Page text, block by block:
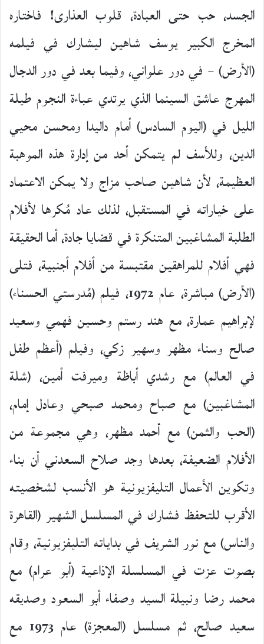
الجسد، حب حتى العبادة، قلوب العذارى! فاختاره
المخرج الكبير يوسف شاهين ليشارك في فيلمه
(الأرض) – في دور علواني، وفيما بعد في دور الدجال
المهرج عاشق السينما الذي يرتدي عباءة النجوم طيلة
الليل في (اليوم السادس) أمام داليدا ومحسن محيي
الدين، وللأسف لم يتمكن أحد من إدارة هذه الموهبة
العظيمة، لأن شاهين صاحب مزاج ولا يمكن الاعتماد
على خياراته في المستقبل، لذلك عاد مُكرها لأفلام
الطلبة المشاغبين المتنكرة في قضايا جادة، أما الحقيقة
فهي أفلام للمراهقين مقتبسة من أفلام أجنبية، فتلى
(الأرض) مباشرة، عام 1972، فيلم (مُدرستي الحسناء)
لإبراهيم عمارة، مع هند رستم وحسين فهمي وسعيد
صالح وسناء مظهر وسهير زكي، وفيلم (أعظم طفل
في العالم) مع رشدي أباظة وميرفت أمين، (شلة
المشاغبين) مع صباح ومحمد صبحي وعادل إمام،
(الحب والثمن) مع أحمد مظهر، وهي مجموعة من
الأفلام الضعيفة، بعدها وجد صلاح السعدني أن بناء
وتكوين الأعمال التليفزيونية هو الأنسب لشخصيته
الأقرب للتحفظ فشارك في المسلسل الشهير (القاهرة
والناس) مع نور الشريف في بداياته التليفزيونية، وقام
بصوت عزت في المسلسلة الإذاعية (أبو عرام) مع
محمد رضا ونبيلة السيد وصفاء أبو السعود وصديقه
سعيد صالح، ثم مسلسل (المعجزة) عام 1973 مع